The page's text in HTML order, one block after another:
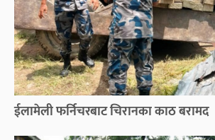
ईलामेली फर्निचरबाट चिरानका काठ बरामद